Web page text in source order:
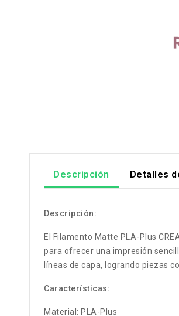
Descripción Detalles
Descripción:
El Filamento Matte PLA-Plus
para ofrecer una impresión
líneas de capa, logrando piezas
Características:
Material: PLA-Plus